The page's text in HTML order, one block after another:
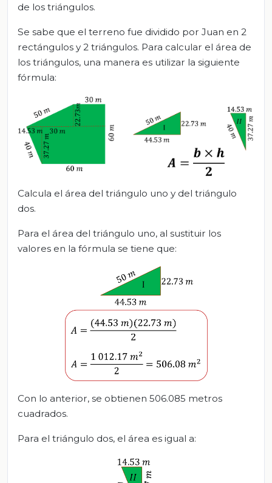
de los triángulos.
Se sabe que el terreno fue dividido por Juan en 2
rectángulos y 2 triángulos. Para calcular el área de
los triángulos, una manera es utilizar la siguiente
fórmula:
Calcula el área del triángulo uno y del triángulo
dos.
Para el área del triángulo uno, al sustituir los
valores en la fórmula se tiene que:
Con lo anterior, se obtienen 506.085 metros
cuadrados.
Para el triángulo dos, el área es igual a: